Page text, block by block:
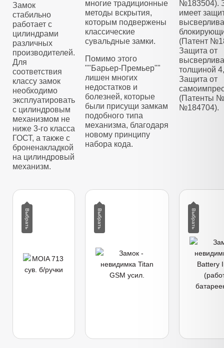
Замок
стабильно
работает с
цилиндрами
различных
производителей.
Для
соответствия
классу замок
необходимо
эксплуатировать
с цилиндровым
механизмом не
ниже 3-го класса
ГОСТ, а также с
броненакладкой
на цилиндровый
механизм.
многие традиционные
методы вскрытия,
которым подвержены
классические
сувальдные замки.
Помимо этого
""Барьер-Премьер""
лишен многих
недостатков и
болезней, которые
были присущи замкам
подобного типа
механизма, благодаря
новому принципу
набора кода.
№183504).
имеет
(Патент
Защита от
толщиной
Защита от
(Патенты
№184704).